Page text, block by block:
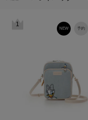
1
予約
NEW